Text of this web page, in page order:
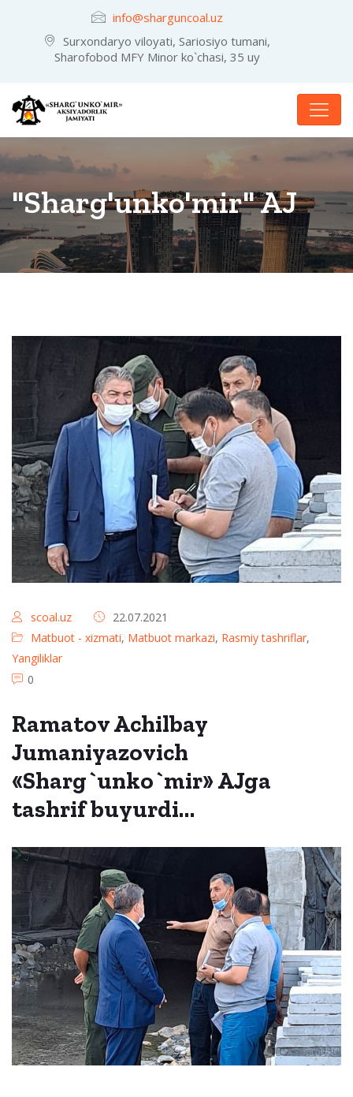
info@sharguncoal.uz
Surxondaryo viloyati, Sariosiyo tumani,
Sharofobod MFY Minor ko`chasi, 35 uy
"Sharg'unko'mir" AJ
scoal.uz
22.07.2021
Matbuot - xizmati, Matbuot markazi, Rasmiy tashriflar,
Yangiliklar
0
Ramatov Achilbay
Jumaniyazovich
«Sharg`unko`mir» AJga
tashrif buyurdi…